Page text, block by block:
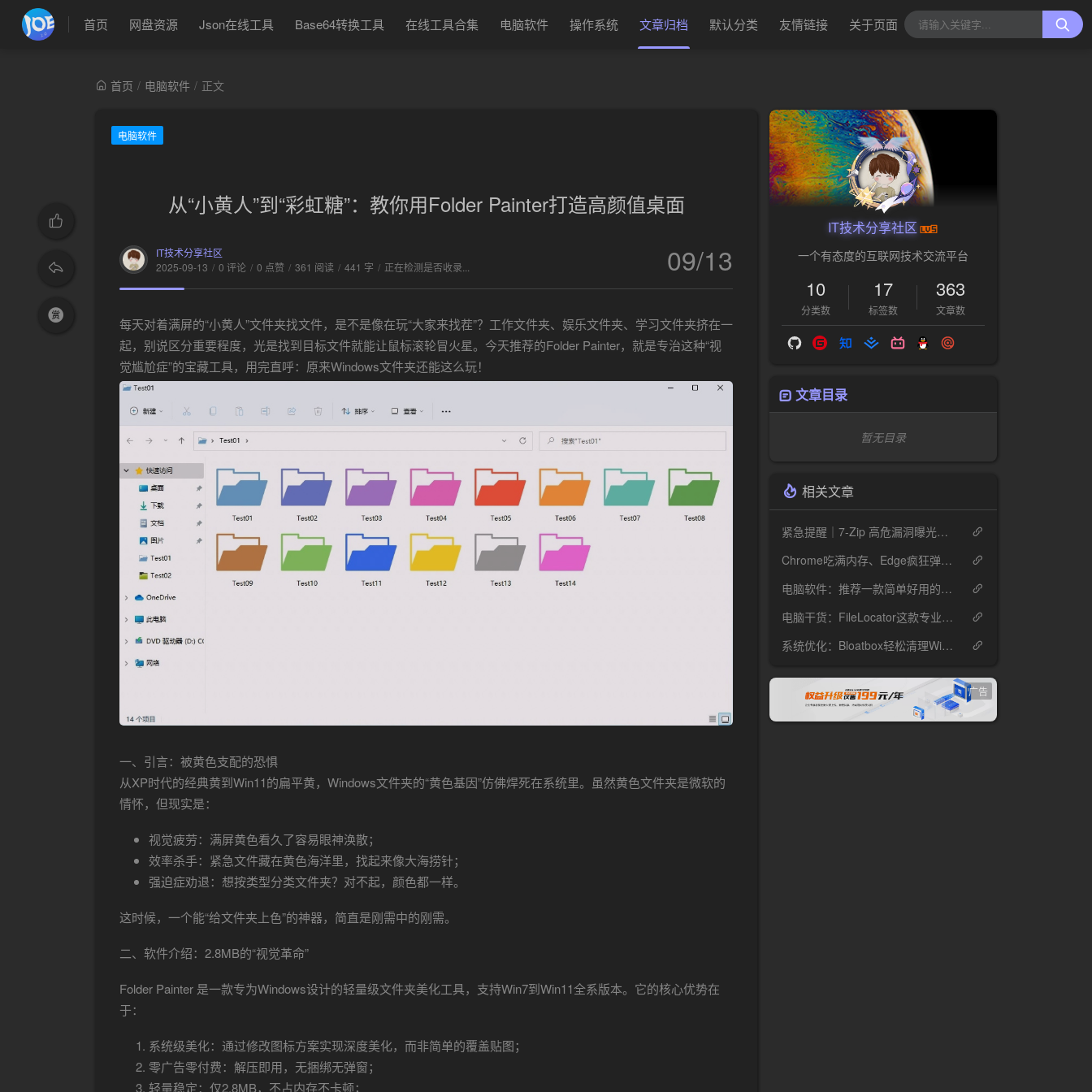
首页 网盘资源 Json在线工具 Base64转换工具 在线工具合集 电脑软件 操作系统 文章归档 默认分类 友情链接 关于页面
首页 / 电脑软件 / 正文
电脑软件
从“小黄人”到“彩虹糖”：教你用Folder Painter打造高颜值桌面
IT技术分享社区
2025-09-13 / 0 评论 / 0 点赞 / 361 阅读 / 441 字 / 正在检测是否收录... 09/13
每天对着满屏的“小黄人”文件夹找文件，是不是像在玩“大家来找茬”？工作文件夹、娱乐文件夹、学习文件夹挤在一
起，别说区分重要程度，光是找到目标文件就能让鼠标滚轮冒火星。今天推荐的Folder Painter，就是专治这种“视
觉尴尬症”的宝藏工具，用完直呼：原来Windows文件夹还能这么玩！
一、引言：被黄色支配的恐惧
从XP时代的经典黄到Win11的扁平黄，Windows文件夹的“黄色基因”仿佛焊死在系统里。虽然黄色文件夹是微软的
情怀，但现实是：
视觉疲劳：满屏黄色看久了容易眼神涣散；
效率杀手：紧急文件藏在黄色海洋里，找起来像大海捞针；
强迫症劝退：想按类型分类文件夹？对不起，颜色都一样。
这时候，一个能“给文件夹上色”的神器，简直是刚需中的刚需。
二、软件介绍：2.8MB的“视觉革命”
Folder Painter 是一款专为Windows设计的轻量级文件夹美化工具，支持Win7到Win11全系版本。它的核心优势在
于：
系统级美化：通过修改图标方案实现深度美化，而非简单的覆盖贴图；
零广告零付费：解压即用，无捆绑无弹窗；
轻量稳定：仅2.8MB，不占内存不卡顿；
IT技术分享社区
一个有态度的互联网技术交流平台
10
分类数
17
标签数
363
文章数
文章目录
暂无目录
相关文章
紧急提醒｜7-Zip 高危漏洞曝光，你的电脑可能正在"裸奔"
Chrome吃满内存、Edge疯狂弹窗？Helium这款开源浏览器安静到离谱
电脑软件：推荐一款简单好用的视频压缩工具ShanaEncoder
电脑干货：FileLocator这款专业文件检索工具，解决99%的文件查找难题
系统优化：Bloatbox轻松清理Win10冗余预装应用
广告